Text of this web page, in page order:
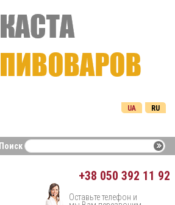
RU
UA
Поиск
+38 050 392 11 92
Оставьте телефон и